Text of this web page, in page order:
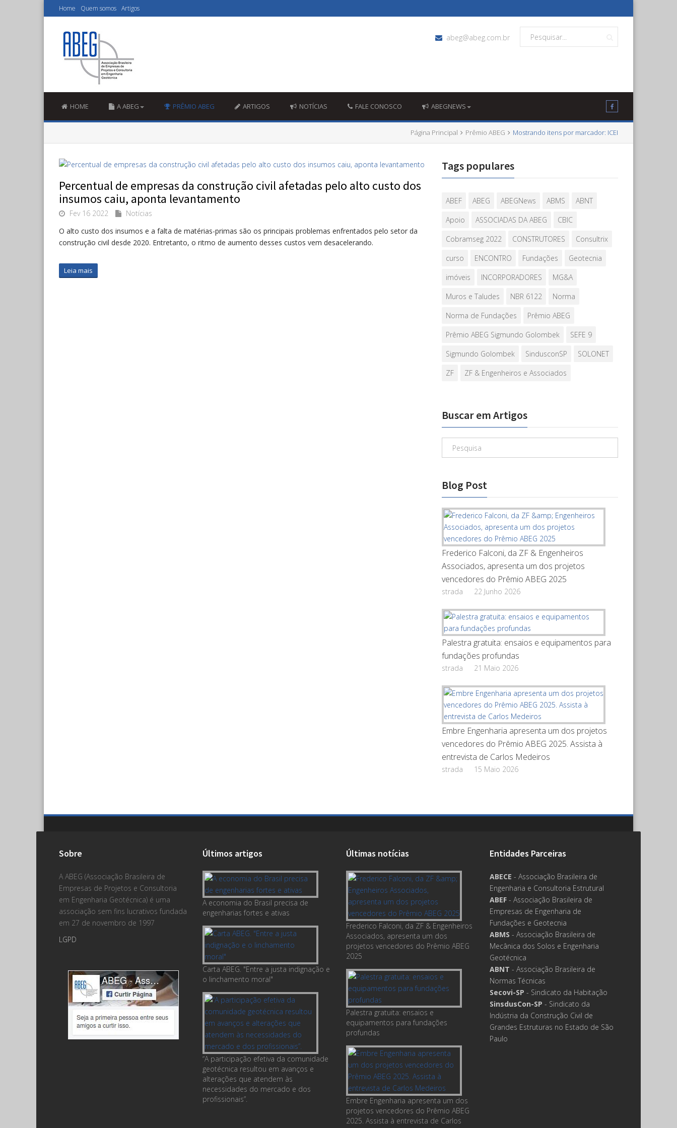
Home Quem somos Artigos
abeg@abeg.com.br
HOME A ABEG PRÊMIO ABEG ARTIGOS NOTÍCIAS FALE CONOSCO ABEGNEWS
Página Principal Prêmio ABEG Mostrando itens por marcador: ICEI
Percentual de empresas da construção civil afetadas pelo alto custo dos
insumos caiu, aponta levantamento
Fev 16 2022
Notícias
O alto custo dos insumos e a falta de matérias-primas são os principais problemas enfrentados pelo setor da
construção civil desde 2020. Entretanto, o ritmo de aumento desses custos vem desacelerando.
Leia mais
Tags populares
ABEF ABEG ABEGNews ABMS
ABNT
Apoio
ASSOCIADAS DA ABEG
CBIC
Cobramseg 2022
CONSTRUTORES
Consultrix
curso
ENCONTRO Fundações
Geotecnia
imóveis
INCORPORADORES
MG&A
Muros e Taludes
NBR 6122
Norma
Norma de Fundações
Prêmio ABEG
Prêmio ABEG Sigmundo Golombek
SEFE 9
Sigmundo Golombek
SindusconSP
SOLONET
ZF
ZF & Engenheiros e Associados
Buscar em Artigos
Blog Post
Frederico Falconi, da ZF & Engenheiros
Associados, apresenta um dos projetos
vencedores do Prêmio ABEG 2025
strada 22 Junho 2026
Palestra gratuita: ensaios e equipamentos para
fundações profundas
strada 21 Maio 2026
Embre Engenharia apresenta um dos projetos
vencedores do Prêmio ABEG 2025. Assista à
entrevista de Carlos Medeiros
strada 15 Maio 2026
Sobre
A ABEG (Associação Brasileira de
Empresas de Projetos e Consultoria
em Engenharia Geotécnica) é uma
associação sem fins lucrativos fundada
em 27 de novembro de 1997
LGPD
Últimos artigos
A economia do Brasil precisa de
engenharias fortes e ativas
Carta ABEG. "Entre a justa indignação e
o linchamento moral"
“A participação efetiva da comunidade
geotécnica resultou em avanços e
alterações que atendem às
necessidades do mercado e dos
profissionais”.
Últimas notícias
Frederico Falconi, da ZF & Engenheiros
Associados, apresenta um dos
projetos vencedores do Prêmio ABEG
2025
Palestra gratuita: ensaios e
equipamentos para fundações
profundas
Embre Engenharia apresenta um dos
projetos vencedores do Prêmio ABEG
2025. Assista à entrevista de Carlos
Entidades Parceiras
ABECE - Associação Brasileira de
Engenharia e Consultoria Estrutural
ABEF - Associação Brasileira de
Empresas de Engenharia de
Fundações e Geotecnia
ABMS - Associação Brasileira de
Mecânica dos Solos e Engenharia
Geotécnica
ABNT - Associação Brasileira de
Normas Técnicas
Secovi-SP - Sindicato da Habitação
SinsdusCon-SP - Sindicato da
Indústria da Construção Civil de
Grandes Estruturas no Estado de São
Paulo